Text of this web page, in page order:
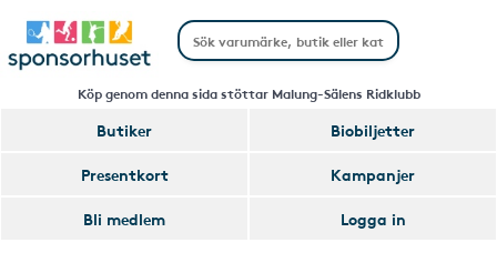
Köp genom denna sida stöttar Malung-Sälens Ridklubb
Butiker
Biobiljetter
Presentkort
Kampanjer
Bli medlem
Logga in